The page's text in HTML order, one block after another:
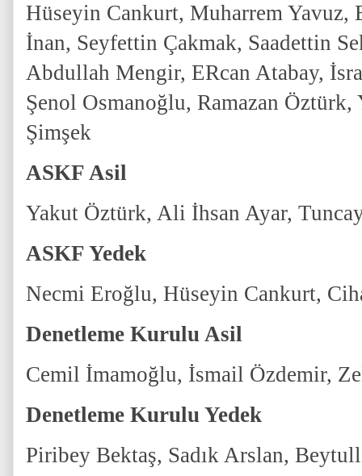
Hüseyin Cankurt, Muharrem Yavuz,
İnan, Seyfettin Çakmak, Saadettin
Abdullah Mengir, ERcan Atabay,
Şenol Osmanoğlu, Ramazan Öztürk,
Şimşek
ASKF Asil
Yakut Öztürk, Ali İhsan Ayar,
ASKF Yedek
Necmi Eroğlu, Hüseyin Cankurt,
Denetleme Kurulu Asil
Cemil İmamoğlu, İsmail Özdemir,
Denetleme Kurulu Yedek
Piribey Bektaş, Sadık Arslan,